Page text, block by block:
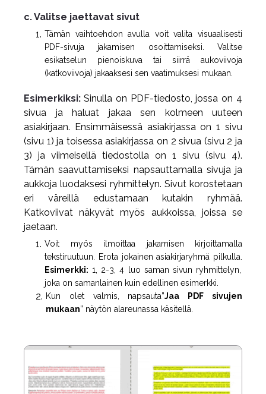
c. Valitse jaettavat sivut
Tämän vaihtoehdon avulla voit valita visuaalisesti
PDF-sivuja jakamisen osoittamiseksi. Valitse
esikatselun pienoiskuva tai siirrä aukoviivoja
(katkoviivoja) jakaaksesi sen vaatimuksesi mukaan.
Esimerkiksi: Sinulla on PDF-tiedosto, jossa on 4
sivua ja haluat jakaa sen kolmeen uuteen
asiakirjaan. Ensimmäisessä asiakirjassa on 1 sivu
(sivu 1) ja toisessa asiakirjassa on 2 sivua (sivu 2 ja
3) ja viimeisellä tiedostolla on 1 sivu (sivu 4).
Tämän saavuttamiseksi napsauttamalla sivuja ja
aukkoja luodaksesi ryhmittelyn. Sivut korostetaan
eri väreillä edustamaan kutakin ryhmää.
Katkoviivat näkyvät myös aukkoissa, joissa se
jaetaan.
Voit myös ilmoittaa jakamisen kirjoittamalla
tekstiruutuun. Erota jokainen asiakirjaryhmä pilkulla.
Esimerkki: 1, 2-3, 4 luo saman sivun ryhmittelyn,
joka on samanlainen kuin edellinen esimerkki.
Kun olet valmis, napsauta”Jaa PDF sivujen
mukaan” näytön alareunassa käsitellä.